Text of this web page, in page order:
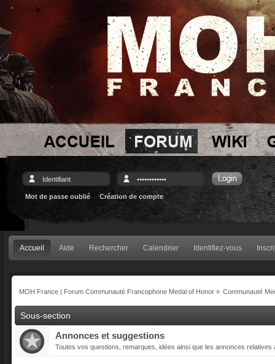
Mot de passe oublié Création de compte
Accueil Aide Rechercher Calendrier Identifiez-vous
MOH France | Forum Communauté Francophone Medal of Honor» Communauté
Sous-section
Annonces et suggestions
Toutes vos questions, remarques, idées ainsi que les annonces relatives